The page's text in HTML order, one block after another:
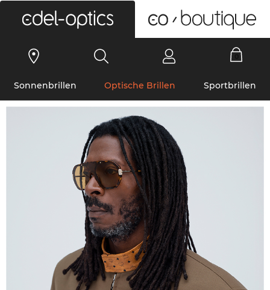
Sonnenbrillen Optische Brillen Sportbrillen